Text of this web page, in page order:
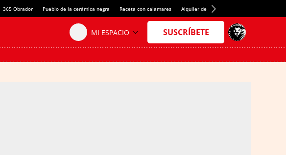
365 Obrador Pueblo de la cerámica negra Receta con calamares Alquiler de habitaciones en España